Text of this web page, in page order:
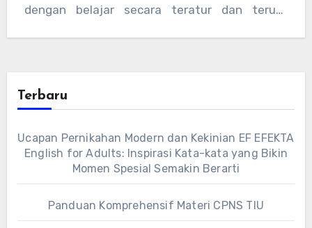
dengan belajar secara teratur dan terus-
Terbaru
Ucapan Pernikahan Modern dan Kekinian EF EFEKTA
English for Adults: Inspirasi Kata-kata yang Bikin
Momen Spesial Semakin Berarti
Panduan Komprehensif Materi CPNS TIU